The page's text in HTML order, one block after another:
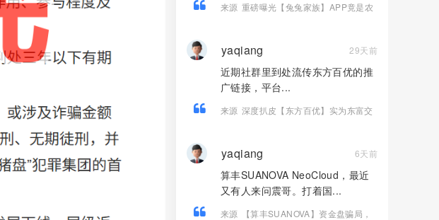
来源 重磅曝光【兔兔家族】APP竟是农
yaqiang 29天前
近期社群里到处流传东方百优的推
广链接，平台...
来源 深度扒皮【东方百优】实为东富交
yaqiang 6天前
算丰SUANOVA NeoCloud，最近
又有人来问震哥。打着国...
来源
【算丰SUANOVA】资金盘骗局，